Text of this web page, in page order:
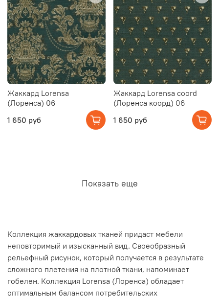
Жаккард Lorensa
(Лоренса) 06
1 650 руб
Жаккард Lorensa coord
(Лоренса коорд) 06
1 650 руб
Показать еще
Коллекция жаккардовых тканей придаст мебели
неповторимый и изысканный вид. Своеобразный
рельефный рисунок, который получается в результате
сложного плетения на плотной ткани, напоминает
гобелен. Коллекция Lorensa (Лоренса) обладает
оптимальным балансом потребительских